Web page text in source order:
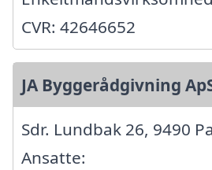
CVR: 42646652
JA Byggerådgivning
Sdr. Lundbak 26, 9490
Ansatte: